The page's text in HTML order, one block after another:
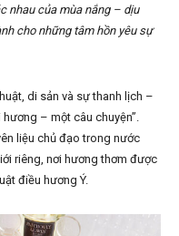
nhau của mùa nắng – dịu
cho những tâm hồn yêu sự
di sản và sự thanh lịch –
– một câu chuyện”.
liệu chủ đạo trong nước
riêng, nơi hương thơm được
điều hương Ý.